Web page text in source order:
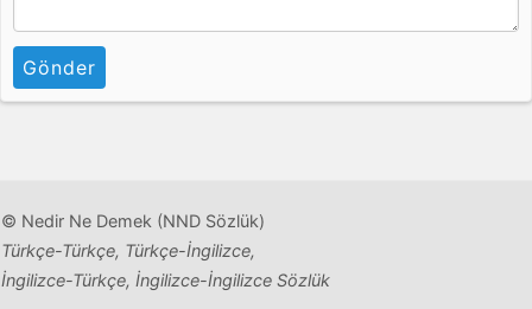
Gönder
© Nedir Ne Demek (NND Sözlük)
Türkçe-Türkçe, Türkçe-İngilizce,
İngilizce-Türkçe, İngilizce-İngilizce Sözlük